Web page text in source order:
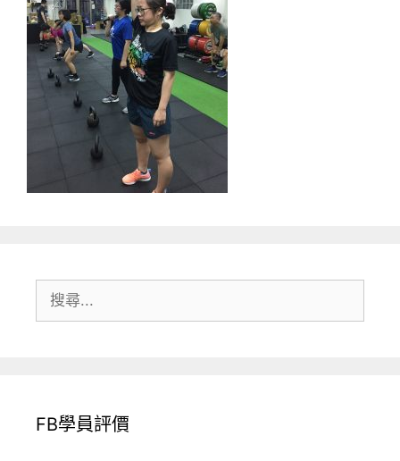
尋:
FB學員評價